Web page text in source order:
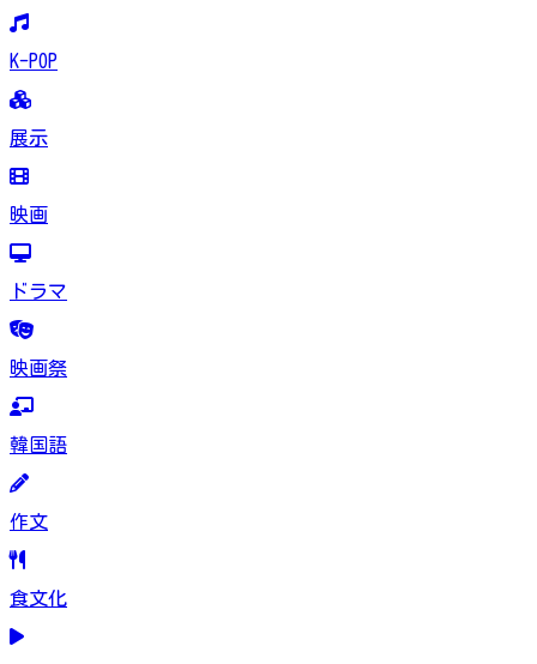
K-POP
展示
映画
ドラマ
映画祭
韓国語
作文
食文化